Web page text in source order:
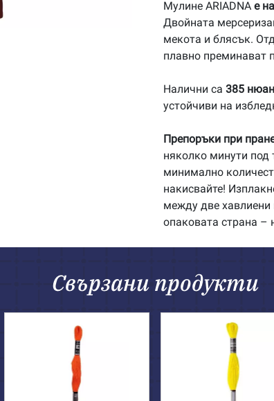
Мулине ARIADNA е
Двойната
мекота и блясък.
плавно преминават
Налични са 385
устойчиви на
Препоръки при
няколко минути под
минимално
накисвайте!
между две хавлиени
опаковата страна –
Свързани продукти